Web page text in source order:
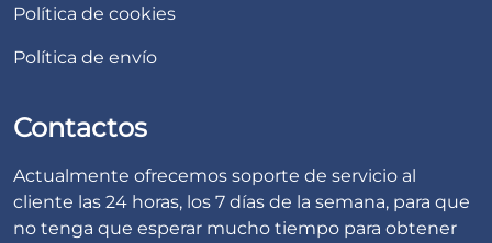
Política de cookies
Política de envío
Contactos
Actualmente ofrecemos soporte de servicio al
cliente las 24 horas, los 7 días de la semana, para que
no tenga que esperar mucho tiempo para obtener